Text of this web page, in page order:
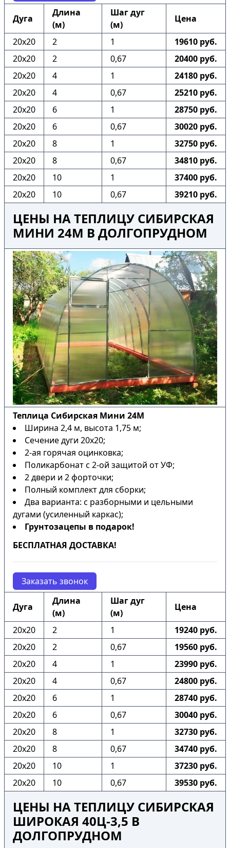
Дуга
Длина
(м)
Шаг дуг
(м)
Цена
20х20 2 1
19610 руб.
20х20
2 0,67
20400 руб.
20х20
4 1
24180 руб.
20х20
4 0,67
25210 руб.
20х20
6 1
28750 руб.
20х20
6 0,67
30020 руб.
20х20
8 1
32750 руб.
20х20
8 0,67
34810 руб.
20х20
10 1
37400 руб.
20х20
10 0,67 39210 руб.
ЦЕНЫ НА ТЕПЛИЦУ СИБИРСКАЯ
МИНИ 24М В ДОЛГОПРУДНОМ
Теплица Сибирская Мини 24М
Ширина 2,4 м, высота 1,75 м;
Сечение дуги 20х20;
2-ая горячая оцинковка;
Поликарбонат с 2-ой защитой от УФ;
2 двери и 2 форточки;
Полный комплект для сборки;
Два варианта: с разборными и цельными
дугами (усиленный каркас);
Грунтозацепы в подарок!
БЕСПЛАТНАЯ ДОСТАВКА!
Заказать звонок
Дуга
Длина
(м)
Шаг дуг
(м)
Цена
20х20 2 1
19240 руб.
20х20
2 0,67
19560 руб.
20х20
4 1
23990 руб.
20х20
4 0,67
24800 руб.
20х20
6 1
28740 руб.
20х20
6 0,67
30040 руб.
20х20
8 1
32730 руб.
20х20
8 0,67
34740 руб.
20х20
10 1
37230 руб.
20х20
10 0,67 39530 руб.
ЦЕНЫ НА ТЕПЛИЦУ СИБИРСКАЯ
ШИРОКАЯ 40Ц-3,5 В
ДОЛГОПРУДНОМ